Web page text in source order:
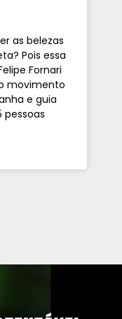
as belezas
Pois essa
Fornari
movimento
e guia
pessoas